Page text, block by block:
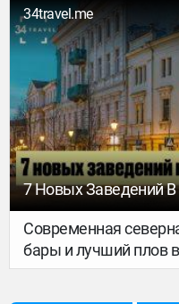
Снусмумрик. Взять
еще просто
настроение.
34travel.me
7 Новых Заведений
Современная
бары и лучший плов
какие новые игроки